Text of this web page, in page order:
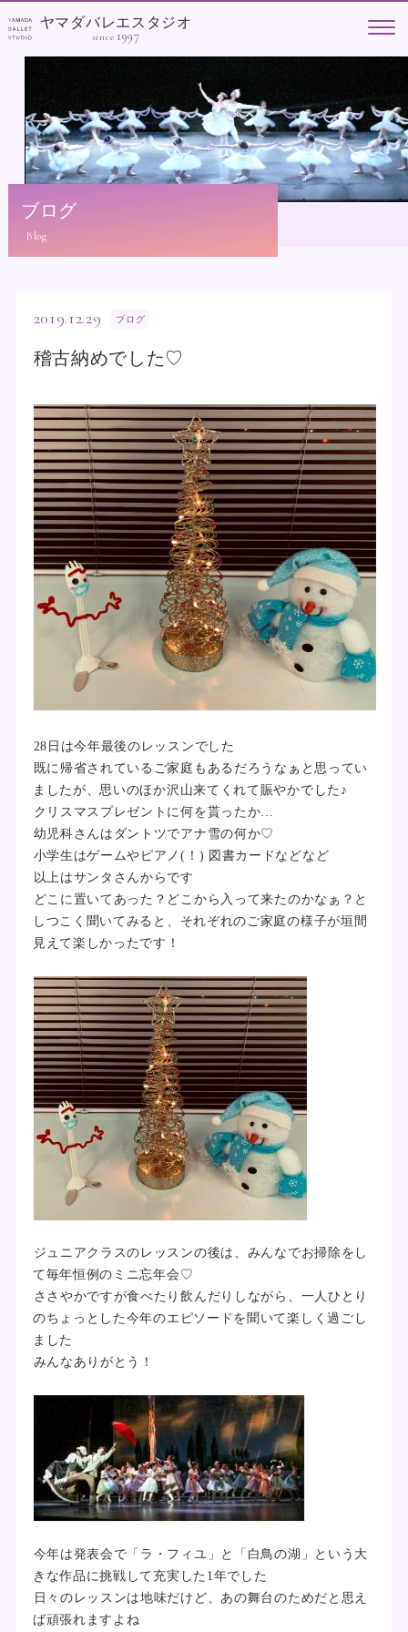
ヤマダバレエスタジオ
since 1997
ブログ
稽古納めでした♡
2019.12.29 ブログ
28日は今年最後のレッスンでした
既に帰省されているご家庭もあるだろうなぁと思ってい
ましたが、思いのほか沢山来てくれて賑やかでした♪
クリスマスプレゼントに何を貰ったか…
幼児科さんはダントツでアナ雪の何か♡
小学生はゲームやピアノ(！) 図書カードなどなど
以上はサンタさんからです
どこに置いてあった？どこから入って来たのかなぁ？と
しつこく聞いてみると、それぞれのご家庭の様子が垣間
見えて楽しかったです！
ジュニアクラスのレッスンの後は、みんなでお掃除をし
て毎年恒例のミニ忘年会♡
ささやかですが食べたり飲んだりしながら、一人ひとり
のちょっとした今年のエピソードを聞いて楽しく過ごし
ました
みんなありがとう！
今年は発表会で「ラ・フィユ」と「白鳥の湖」という大
きな作品に挑戦して充実した1年でした
日々のレッスンは地味だけど、あの舞台のためだと思え
ば頑張れますよね